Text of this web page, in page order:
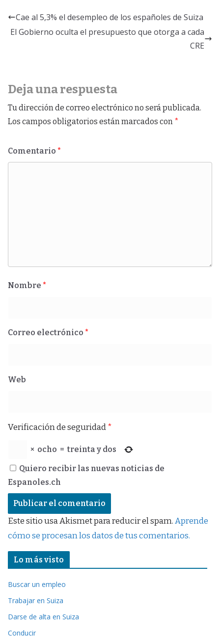
Cae al 5,3% el desempleo de los españoles de Suiza
El Gobierno oculta el presupuesto que otorga a cada
CRE
Deja una respuesta
Tu dirección de correo electrónico no será publicada.
Los campos obligatorios están marcados con *
Comentario *
Nombre *
Correo electrónico *
Web
Verificación de seguridad*
× ocho = treinta y dos
Quiero recibir las nuevas noticias de
Espanoles.ch
Este sitio usa Akismet para reducir el spam.Aprende
cómo se procesan los datos de tus comentarios.
Lo más visto
Buscar un empleo
Trabajar en Suiza
Darse de alta en Suiza
Conducir